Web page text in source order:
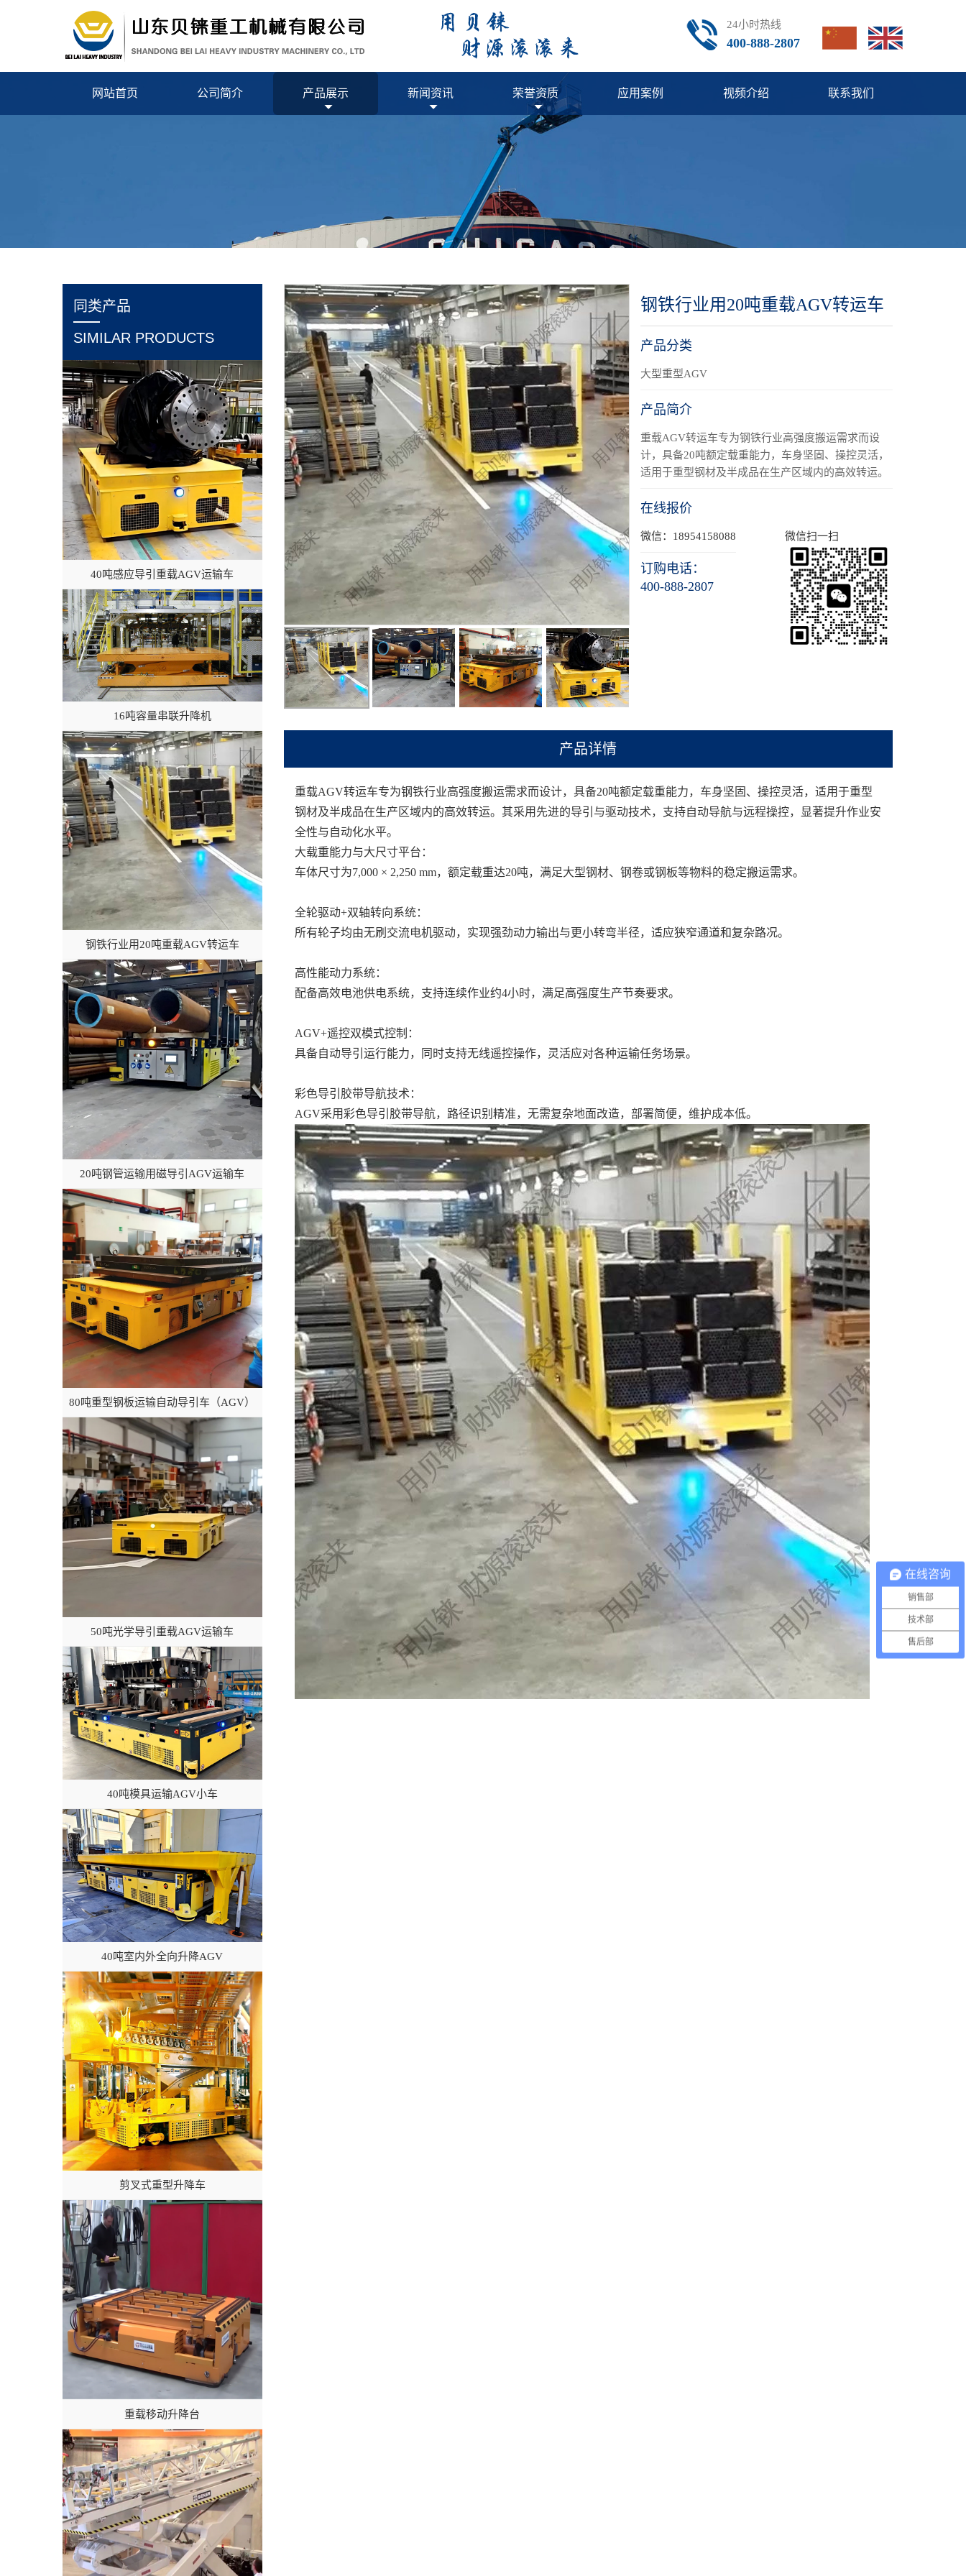
24小时热线
400-888-2807
网站首页 公司简介 产品展示 新闻资讯 荣誉资质 应用案例 视频介绍 联系我们
同类产品
SIMILAR PRODUCTS
40吨感应导引重载AGV运输车
16吨容量串联升降机
钢铁行业用20吨重载AGV转运车
20吨钢管运输用磁导引AGV运输车
80吨重型钢板运输自动导引车（AGV）
50吨光学导引重载AGV运输车
40吨模具运输AGV小车
40吨室内外全向升降AGV
剪叉式重型升降车
重载移动升降台
钢铁行业用20吨重载AGV转运车
产品分类
大型重型AGV
产品简介
重载AGV转运车专为钢铁行业高强度搬运需求而设
计，具备20吨额定载重能力，车身坚固、操控灵活，
适用于重型钢材及半成品在生产区域内的高效转运。
在线报价
微信：18954158088
订购电话：
400-888-2807
微信扫一扫
产品详情
重载AGV转运车专为钢铁行业高强度搬运需求而设计，具备20吨额定载重能力，车身坚固、操控灵活，适用于重型
钢材及半成品在生产区域内的高效转运。其采用先进的导引与驱动技术，支持自动导航与远程操控，显著提升作业安
全性与自动化水平。
大载重能力与大尺寸平台：
车体尺寸为7,000 × 2,250 mm，额定载重达20吨，满足大型钢材、钢卷或钢板等物料的稳定搬运需求。
全轮驱动+双轴转向系统：
所有轮子均由无刷交流电机驱动，实现强劲动力输出与更小转弯半径，适应狭窄通道和复杂路况。
高性能动力系统：
配备高效电池供电系统，支持连续作业约4小时，满足高强度生产节奏要求。
AGV+遥控双模式控制：
具备自动导引运行能力，同时支持无线遥控操作，灵活应对各种运输任务场景。
彩色导引胶带导航技术：
AGV采用彩色导引胶带导航，路径识别精准，无需复杂地面改造，部署简便，维护成本低。
在线咨询
销售部
技术部
售后部